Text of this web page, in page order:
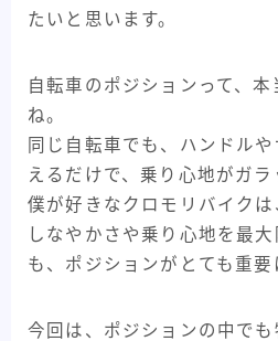
30kmh巡航への道
MagicCompornents MASI
ParkTools
SHIMANO
The Radavist TREK
WTB XTR アンクルリ
イベント・フェス ギザプロ
たいと思います。
自転車のポジションって、本
ね。
同じ自転車でも、ハンドル
えるだけで、乗り心地がガ
僕が好きなクロモリバイク
しなやかさや乗り心地を最
も、ポジションがとても重要
今回は、ポジションの中で